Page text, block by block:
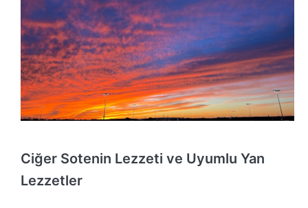
Ciğer Sotenin Lezzeti ve Uyumlu Yan
Lezzetler